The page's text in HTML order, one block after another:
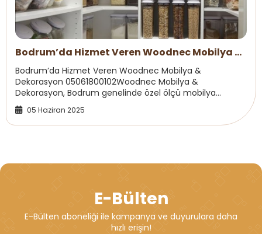
Bodrum’da Hizmet Veren Woodnec Mobilya &
Dekorasyon
Bodrum’da Hizmet Veren Woodnec Mobilya &
Dekorasyon 05061800102Woodnec Mobilya &
Dekorasyon, Bodrum genelinde özel ölçü mobilya
üretimi, parke sistre cila işlemleri, iç mekan
marangozluğu ve d...
05 Haziran 2025
E-Bülten
E-Bülten aboneliği ile kampanya ve duyurulara daha
hızlı erişin!